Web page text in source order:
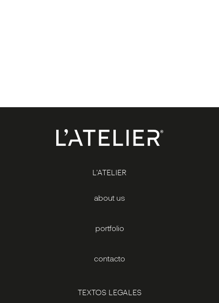
L'ATELIER
about us
portfolio
contacto
TEXTOS LEGALES